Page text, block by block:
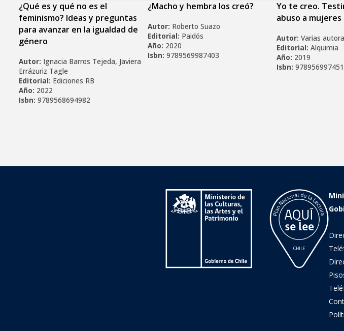
¿Qué es y qué no es el
feminismo? Ideas y preguntas
para avanzar en la igualdad de
género
Autor: Ignacia Barros Tejeda, Javiera
Errázuriz Tagle
Editorial: Ediciones RB
Año: 2022
Isbn: 9789568694982
¿Macho y hembra los creó?
Autor: Roberto Suazo
Editorial: Paidós
Año: 2020
Isbn: 9789569987403
Yo te creo.
abuso a mujeres
Autor: Varias
Editorial: Alquimia
Año: 2019
Isbn: